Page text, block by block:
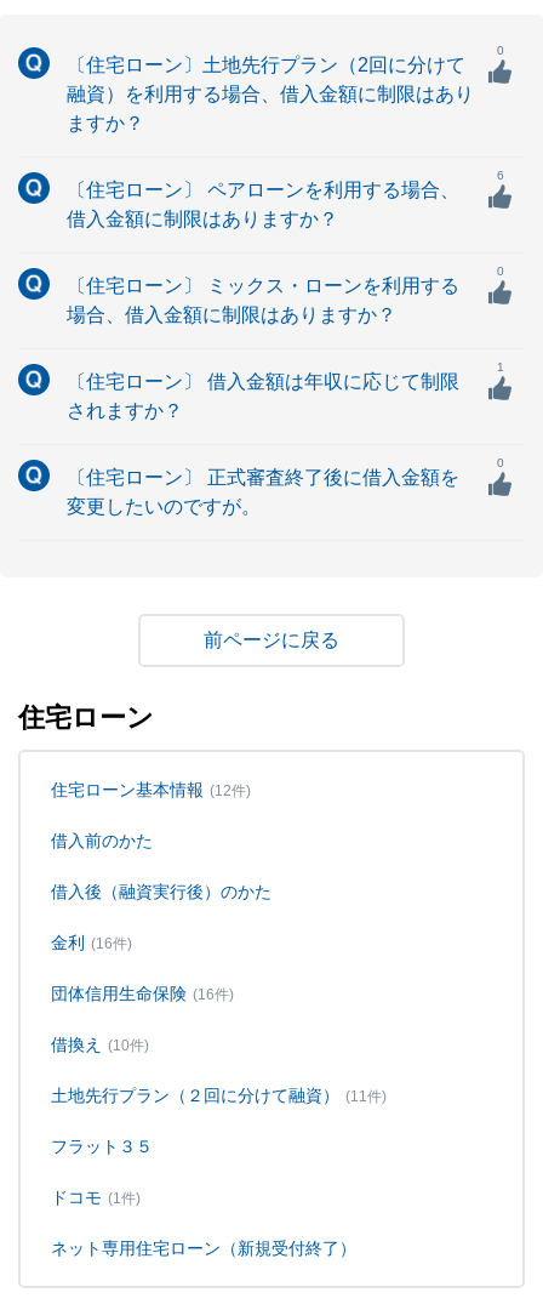
〔住宅ローン〕土地先行プラン（2回に分けて
融資）を利用する場合、借入金額に制限はあり
ますか？
0
〔住宅ローン〕 ペアローンを利用する場合、
借入金額に制限はありますか？
6
〔住宅ローン〕 ミックス・ローンを利用する
場合、借入金額に制限はありますか？
0
〔住宅ローン〕 借入金額は年収に応じて制限
されますか？
1
〔住宅ローン〕 正式審査終了後に借入金額を
変更したいのですが。
0
戻る
住宅ローン
住宅ローン基本情報 (12件)
借入前のかた
借入後（融資実行後）のかた
金利 (16件)
団体信用生命保険 (16件)
借換え (10件)
土地先行プラン（２回に分けて融資） (11件)
フラット３５
ドコモ (1件)
ネット専用住宅ローン（新規受付終了）